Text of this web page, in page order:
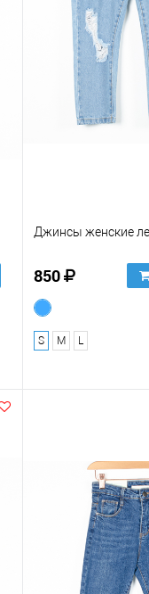
Джинсы женские
850
S M L